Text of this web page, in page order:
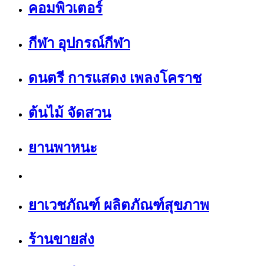
คอมพิวเตอร์
กีฬา อุปกรณ์กีฬา
ดนตรี การแสดง เพลงโคราช
ต้นไม้ จัดสวน
ยานพาหนะ
ยาเวชภัณฑ์ ผลิตภัณฑ์สุขภาพ
ร้านขายส่ง